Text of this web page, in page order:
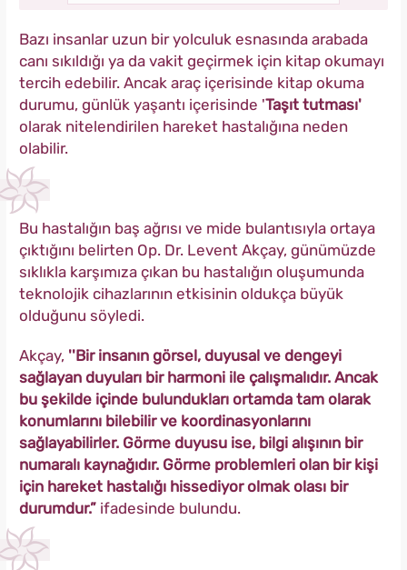
Bazı insanlar uzun bir yolculuk esnasında arabada
canı sıkıldığı ya da vakit geçirmek için kitap okumayı
tercih edebilir. Ancak araç içerisinde kitap okuma
durumu, günlük yaşantı içerisinde 'Taşıt tutması'
olarak nitelendirilen hareket hastalığına neden
olabilir.
Bu hastalığın baş ağrısı ve mide bulantısıyla ortaya
çıktığını belirten Op. Dr. Levent Akçay, günümüzde
sıklıkla karşımıza çıkan bu hastalığın oluşumunda
teknolojik cihazlarının etkisinin oldukça büyük
olduğunu söyledi.
Akçay, ''Bir insanın görsel, duyusal ve dengeyi
sağlayan duyuları bir harmoni ile çalışmalıdır. Ancak
bu şekilde içinde bulundukları ortamda tam olarak
konumlarını bilebilir ve koordinasyonlarını
sağlayabilirler. Görme duyusu ise, bilgi alışının bir
numaralı kaynağıdır. Görme problemleri olan bir kişi
için hareket hastalığı hissediyor olmak olası bir
durumdur.” ifadesinde bulundu.